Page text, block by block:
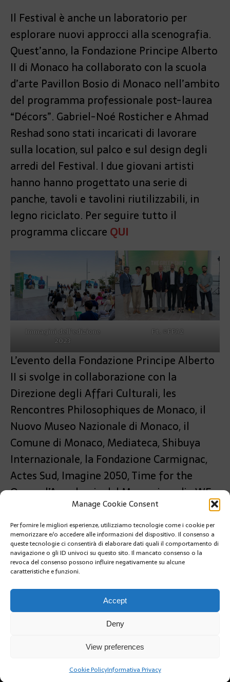
Manage Cookie Consent
Per fornire le migliori esperienze, utilizziamo tecnologie come i cookie per
memorizzare e/o accedere alle informazioni del dispositivo. Il consenso a
queste tecnologie ci consentirà di elaborare dati quali il comportamento di
navigazione o gli ID univoci su questo sito. Il mancato consenso o la
revoca del consenso possono influire negativamente su alcune
caratteristiche e funzioni.
Accept
Deny
View preferences
Cookie PolicyInformativa Privacy
Il Festival è anche un laboratorio per
esplorare nuovi approcci alla scenografia.
Quest’anno, la Fondazione Principe Alberto
II di Monaco ha collaborato con la scuola
d’arte Pavillon Bosio di Monaco nell’ambito
del programma professionale post-laurea
“Décors”. Gabriel-Noé Rosticher e Ahmad
Reshad sono stati incaricati di lavorare
sulla location, sul palco e sul design degli
arredi del Festival. I due giovani artisti
hanno hanno progettato una serie di
panche, tavoli e tavolini riutilizzabili, in
legno riciclato. Per seguire tutto il
programma cliccare QUI
Immagini dell’edizione
2023
Ft. ©FPA2
L’evento della Fondazione Principe Alberto
II si svolge in collaborazione con la
Direzione degli Affari Culturali, les
Rencontres Philosophiques de Monaco, il
Nuovo Museo Nazionale di Monaco, il
Comune di Monaco, Mediateca, Shibuya
Internazionale, la Fondazione Carmignac,
Actes Sud, Imagine 2050, Time for the
Ocean, l’Accademia del Mare e i media WE
DEMAIN, e con il sostegno di SOGEDA.
PRÉCÉDENT
INAUGURATA LA NUOVA SALA CONSIGLIARE DEL
COMUNE DI MONACO
DEL MERITO AGRICOLO
Copyright @2019 | by Crivle